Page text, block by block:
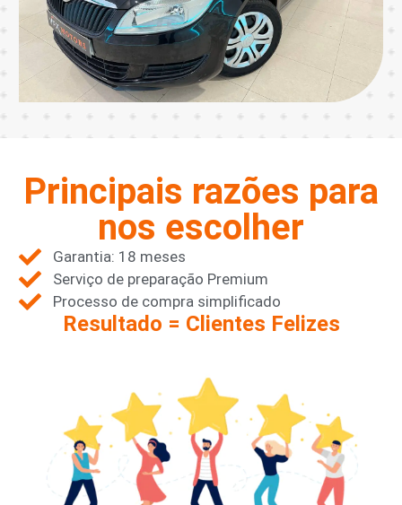
Principais razões para
nos escolher
Garantia: 18 meses
Serviço de preparação Premium
Processo de compra simplificado
Resultado = Clientes Felizes